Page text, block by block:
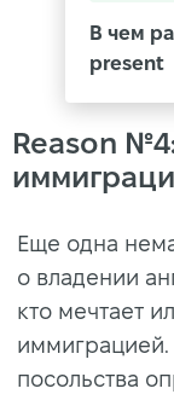
В чем
present
Reason
Еще одна
о владении
кто мечтает
посольства